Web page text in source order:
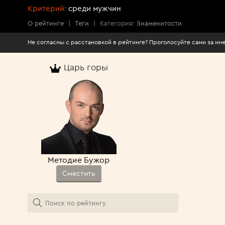
Критерий: среди мужчин
О рейтинге | Теги | Категория: Знаменитости
Не согласны с расстановкой в рейтинге?
Царь горы
Методие Бужор
Сместить